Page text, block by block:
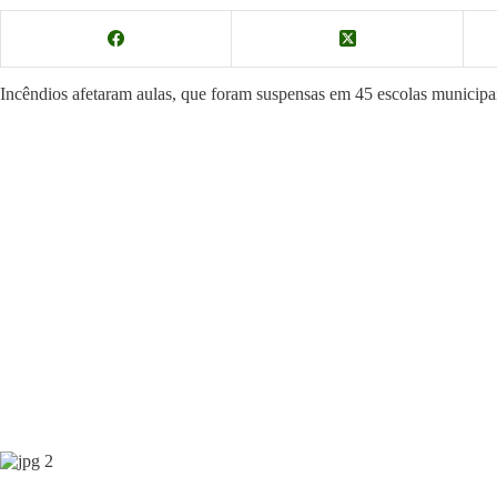
Incêndios afetaram aulas, que foram suspensas em 45 escolas